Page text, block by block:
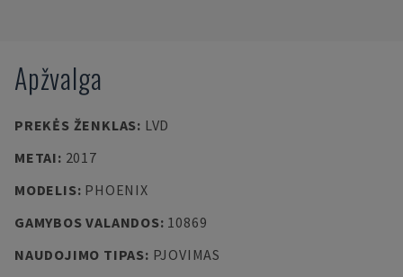
Apžvalga
PREKĖS ŽENKLAS: LVD
METAI: 2017
MODELIS: PHOENIX
GAMYBOS VALANDOS: 10869
NAUDOJIMO TIPAS: PJOVIMAS